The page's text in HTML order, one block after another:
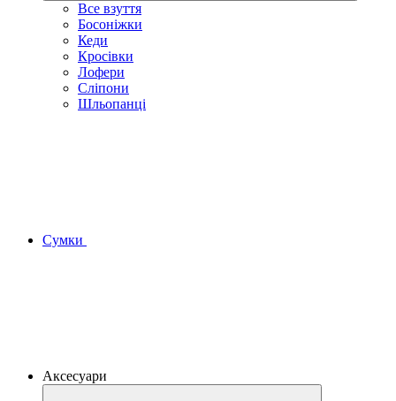
Все взуття
Босоніжки
Кеди
Кросівки
Лофери
Сліпони
Шльопанці
Сумки
Аксесуари